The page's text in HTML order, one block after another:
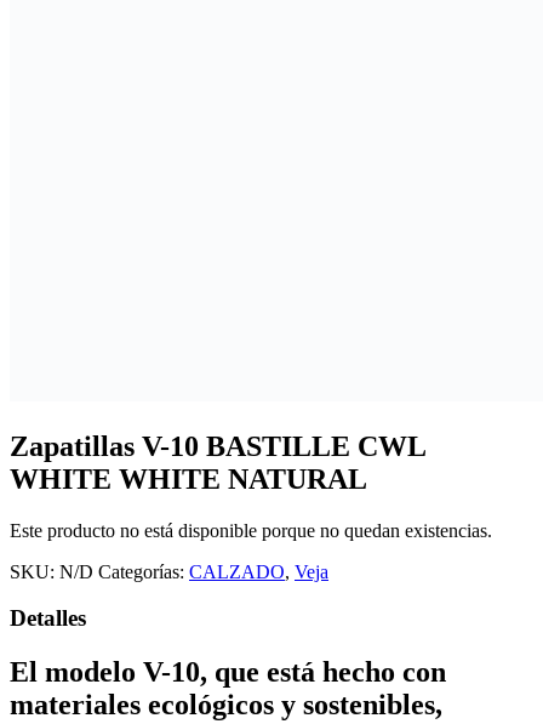
Zapatillas V-10 BASTILLE CWL
WHITE WHITE NATURAL
Este producto no está disponible porque no quedan existencias.
SKU: N/D Categorías: CALZADO, Veja
Detalles
El modelo V-10, que está hecho con
materiales ecológicos y sostenibles,